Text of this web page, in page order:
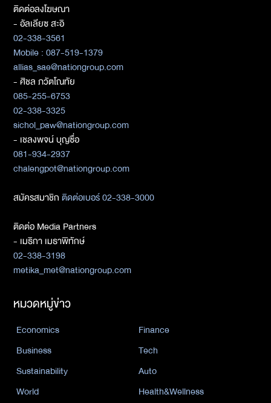
ติดต่อลงโฆษณา
- อัลเลียซ สะอิ
02-338-3561
Mobile : 087-519-1379
allias_sae@nationgroup.com
- ศิชล ภวัตโณทัย
085-255-6753
02-338-3325
sichol_paw@nationgroup.com
- เชลงพจน์ บุญซื่อ
081-934-2937
chalengpot@nationgroup.com
สมัครสมาชิกติดต่อเบอร์ 02-338-3000
ติดต่อ Media Partners
- เมธิกา เมธาพิทักษ์
02-338-3198
metika_met@nationgroup.com
หมวดหมู่ข่าว
Economics
Finance
Business
Tech
Sustainability
Auto
World
Health&Wellness